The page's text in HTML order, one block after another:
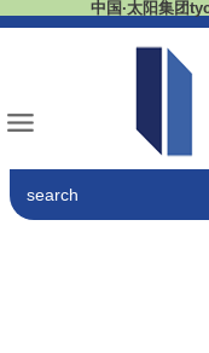
中国·太阳集团